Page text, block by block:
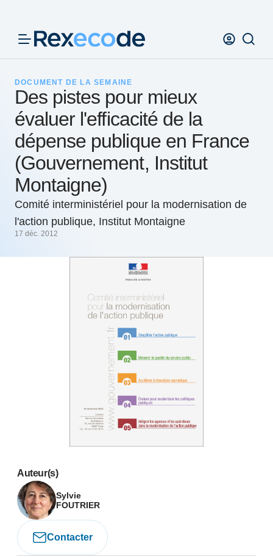
DOCUMENT DE LA SEMAINE
Des pistes pour mieux
évaluer l'efficacité de la
dépense publique en France
(Gouvernement, Institut
Montaigne)
Comité interministériel pour la modernisation de
l'action publique, Institut Montaigne
17 déc. 2012
Auteur(s)
Sylvie
FOUTRIER
Contacter